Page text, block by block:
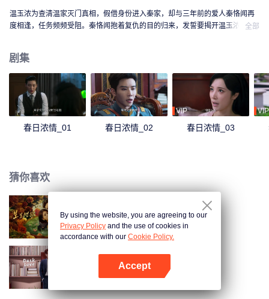
温玉浓为查清温家灭门真相，假借身份进入秦家，却与三年前的爱人秦恪闻再
度相逢，任务频频受阻。秦恪闻抱着复仇的目的归来，发誓要揭开温玉浓爱情
全部
剧集
春日浓情_01 春日浓情_02
VIP
春日浓情_03
VIP
猜你喜欢
步步笙欢
暮色心迹
By using the website, you are agreeing to our
Privacy Policy and the use of cookies in
accordance with our Cookie Policy.
Accept